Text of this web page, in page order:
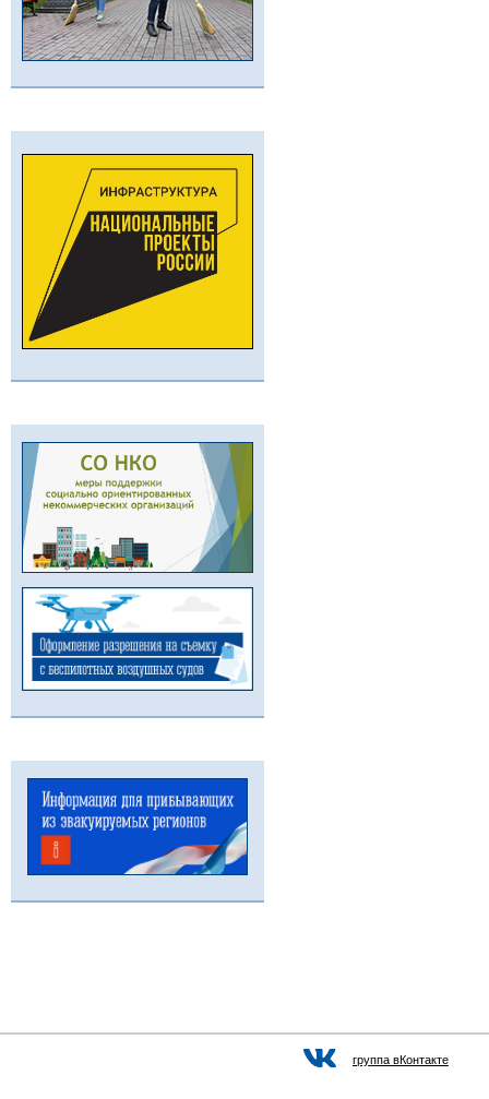
группа вКонтакте